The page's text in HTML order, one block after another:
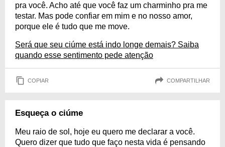
pra você. Acho até que você faz um charminho pra me
testar. Mas pode confiar em mim e no nosso amor,
porque ele é tudo que me move.
Será que seu ciúme está indo longe demais? Saiba
quando esse sentimento pede atenção
COPIAR COMPARTILHAR
Esqueça o ciúme
Meu raio de sol, hoje eu quero me declarar a você.
Quero dizer que tudo que faço nesta vida é pensando